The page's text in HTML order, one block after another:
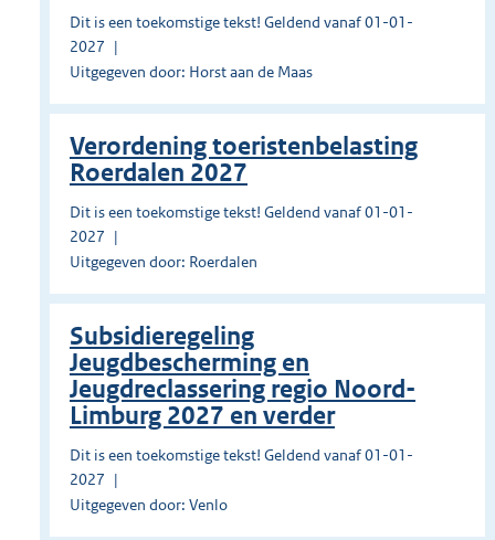
Dit is een toekomstige tekst! Geldend vanaf 01-01-
2027
Uitgegeven door: Horst aan de Maas
Verordening toeristenbelasting
Roerdalen 2027
Dit is een toekomstige tekst! Geldend vanaf 01-01-
2027
Uitgegeven door: Roerdalen
Subsidieregeling
Jeugdbescherming en
Jeugdreclassering regio Noord-
Limburg 2027 en verder
Dit is een toekomstige tekst! Geldend vanaf 01-01-
2027
Uitgegeven door: Venlo